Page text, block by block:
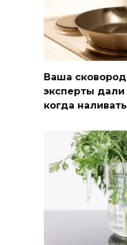
Ваша
эксперты
когда